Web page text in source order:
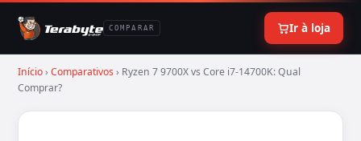
COMPARAR Ir à loja
Início› Comparativos› Ryzen 7 9700X vs Core i7-14700K: Qual
Comprar?